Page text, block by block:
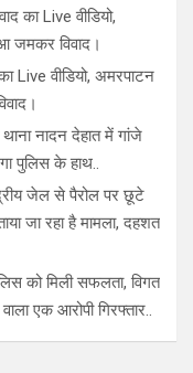
का Live वीडियो,
जमकर विवाद।
Live वीडियो, अमरपाटन
नादन देहात में गांजे
पुलिस के हाथ..
जेल से पैरोल पर छूटे
जा रहा है मामला, दहशत
को मिली सफलता, विगत
एक आरोपी गिरफ्तार..